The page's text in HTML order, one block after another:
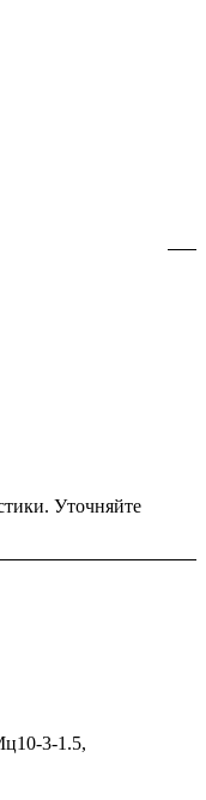
Уточняйте
3-1.5,